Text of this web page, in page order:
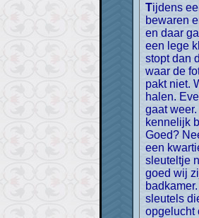
Tijdens een reis kan er altijd iets zoek raken of stuk gaan. Maar sommige dingen zijn zo belangrijk, dat je ze zorgvuldig moet
bewaren
en daar
een lege
stopt dan
waar de
pakt niet.
halen.
gaat
kennelijk
Goed?
een
sleuteltje
goed wij
sleutels
opgelucht